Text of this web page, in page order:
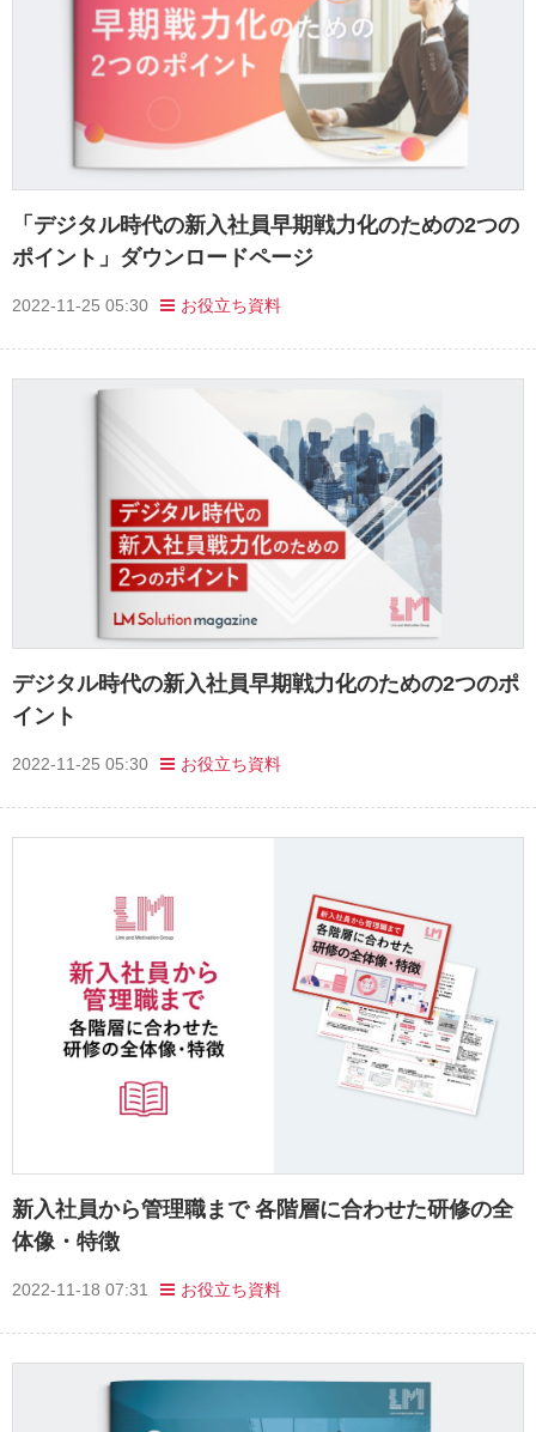
「デジタル時代の新入社員早期戦力化のための2つの
ポイント」ダウンロードページ
2022-11-25 05:30 お役立ち資料
デジタル時代の新入社員早期戦力化のための2つのポ
イント
2022-11-25 05:30 お役立ち資料
新入社員から管理職まで 各階層に合わせた研修の全
体像・特徴
2022-11-18 07:31 お役立ち資料